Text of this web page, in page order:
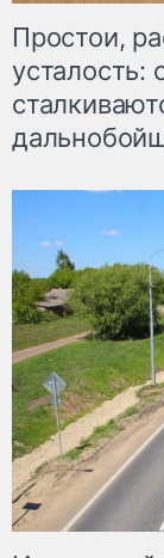
Простои,
усталость: